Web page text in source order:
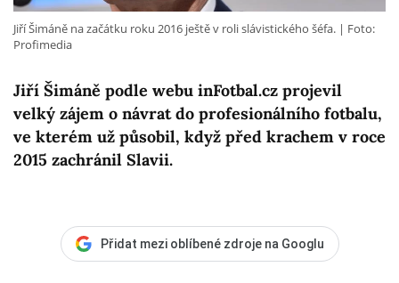
Jiří Šimáně podle webu inFotbal.cz projevil
velký zájem o návrat do profesionálního fotbalu,
ve kterém už působil, když před krachem v roce
2015 zachránil Slavii.
Jiří Šimáně na začátku roku 2016 ještě v roli slávistického šéfa.
Foto:
Profimedia
Přidat mezi oblíbené zdroje na Googlu